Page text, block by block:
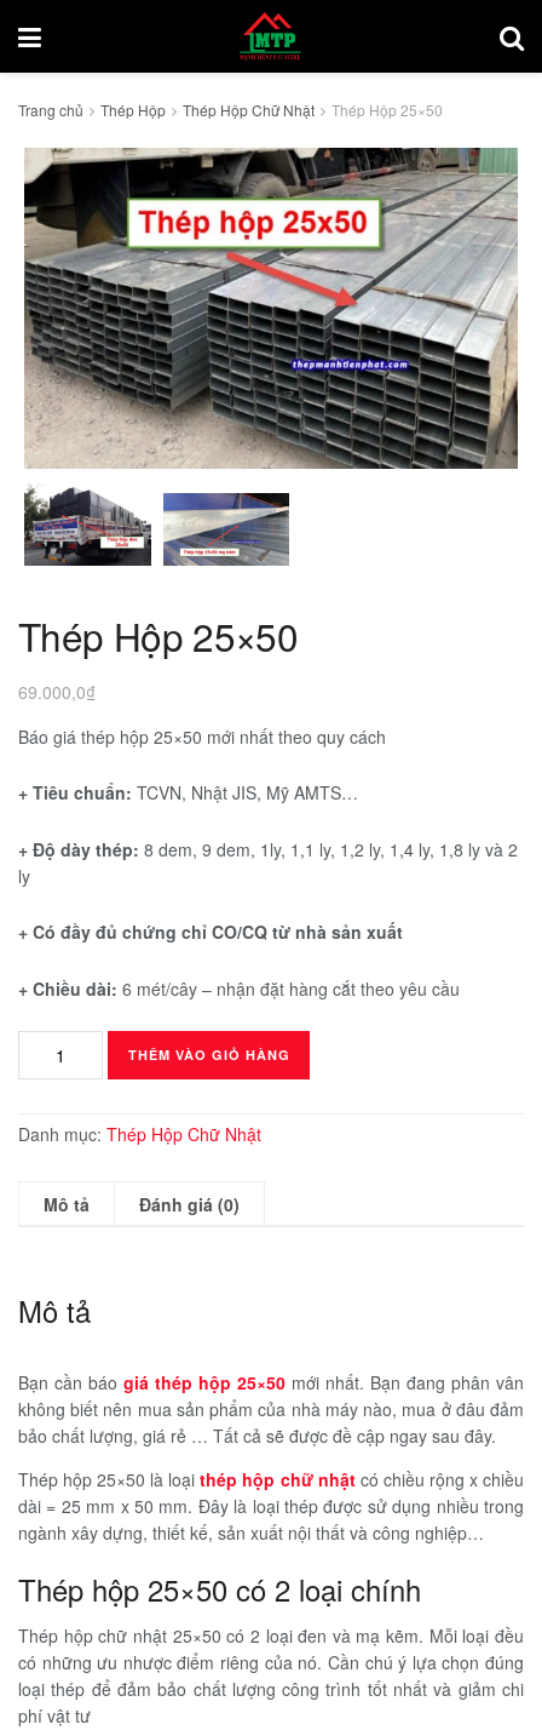
Trang chủ Thép Hộp Thép Hộp Chữ Nhật Thép Hộp 25×50
Thép Hộp 25×50
69.000,0₫
Báo giá thép hộp 25×50 mới nhất theo quy cách
+ Tiêu chuẩn: TCVN, Nhật JIS, Mỹ AMTS…
+ Độ dày thép: 8 dem, 9 dem, 1ly, 1,1 ly, 1,2 ly, 1,4 ly, 1,8 ly và 2
ly
+ Có đầy đủ chứng chỉ CO/CQ từ nhà sản xuất
+ Chiều dài: 6 mét/cây – nhận đặt hàng cắt theo yêu cầu
số
THÊM VÀO GIỎ HÀNG
Danh mục: Thép Hộp Chữ Nhật
Mô tả Đánh giá (0)
Mô tả
Bạn cần báo giá thép hộp 25×50 mới nhất. Bạn đang phân vân
không biết nên mua sản phẩm của nhà máy nào, mua ở đâu đảm
bảo chất lượng, giá rẻ … Tất cả sẽ được đề cập ngay sau đây.
Thép hộp 25×50 là loạithép hộp chữ nhậtcó chiều rộng x chiều
dài = 25 mm x 50 mm. Đây là loại thép được sử dụng nhiều trong
ngành xây dựng, thiết kế, sản xuất nội thất và công nghiệp…
Thép hộp 25×50 có 2 loại chính
Thép hộp chữ nhật 25×50 có 2 loại đen và mạ kẽm. Mỗi loại đều
có những ưu nhược điểm riêng của nó. Cần chú ý lựa chọn đúng
loại thép để đảm bảo chất lượng công trình tốt nhất và giảm chi
phí vật tư